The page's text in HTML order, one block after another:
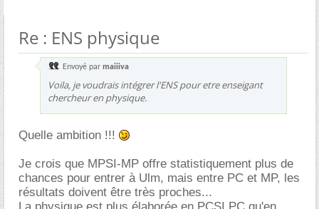
Re : ENS physique
Envoyé par maiiiva
Voila, je voudrais intégrer l'ENS pour etre enseigant
chercheur en physique.
Quelle ambition !!!
Je crois que MPSI-MP offre statistiquement plus de
chances pour entrer à Ulm, mais entre PC et MP, les
résultats doivent être très proches...